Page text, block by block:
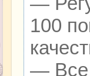
100
— Все